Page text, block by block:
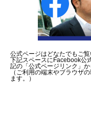
公式ページはどなたでもご覧
下記スペースにFacebook公
記の「公式ページリンク」か
（ご利用の端末やブラウザ
ます。）